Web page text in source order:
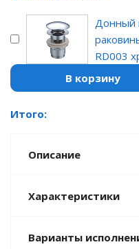
Донный
RD003
В корзину
Итого:
Описание
Характеристики
Варианты